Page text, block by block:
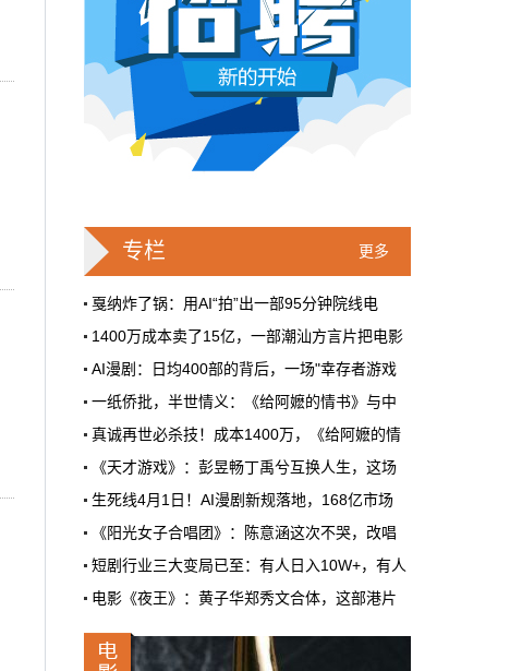
其中AI短剧12.2万部，占比超过95%。真人短
剧？只剩几千部。你猜这95%的AI短剧，拿走
了多少流量？
6月28日 13:03:00
戛纳一句"Fuck AI"，喊出了多少电影人
高定，而是一句话。
本网原创
6月28日 9:25:00
周星驰跑去拍AI短剧了，电影院还剩什
么？
5月31号，横店。63岁的周星驰穿着黑色夹克
出现在《食神2026》的开机现场。这部短剧改
编自他30年前的经典电影，竖屏拍摄，AI辅助
制作，成本400万。预计9月上线。
本网原创
6月28日 9:25:00
短剧从业者在评论区集体破防。有人说"今年开
机率比去年腰斩"，有人说"演员片酬从日薪800
三天的东西，AI一天出八集，还比你好看…
本网原创
更多
专栏
戛纳炸了锅：用AI“拍”出一部95分钟院线电
1400万成本卖了15亿，一部潮汕方言片把电影
AI漫剧：日均400部的背后，一场"幸存者游戏
一纸侨批，半世情义：《给阿嬷的情书》与中
真诚再世必杀技！成本1400万，《给阿嬷的情
《天才游戏》：彭昱畅丁禹兮互换人生，这场
生死线4月1日！AI漫剧新规落地，168亿市场
《阳光女子合唱团》：陈意涵这次不哭，改唱
短剧行业三大变局已至：有人日入10W+，有人
电影《夜王》：黄子华郑秀文合体，这部港片
首届卡塔尔“中国电影节”在多哈Katara文化
2025斯里兰卡“中国电影节”在科伦坡的国家
第八届浙江国际青年电影周创投与你相约杭州